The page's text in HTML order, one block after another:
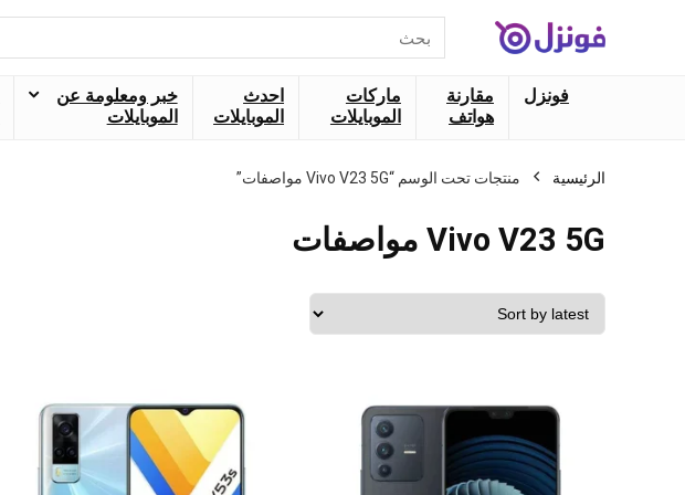
عن:
فونزل
مقارنة
هواتف
ماركات
الموبايلات
احدث
الموبايلات
خبر ومعلومة عن
الموبايلات
الرئيسية منتجات تحت الوسم “Vivo V23 5G مواصفات”
Vivo V23 5G مواصفات